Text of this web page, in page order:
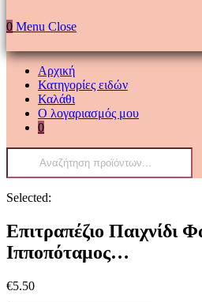
0 Menu Close
Αρχική
Κατηγορίες ειδών
Καλάθι
Ο λογαριασμός μου
0
Products
Selected:
Επιτραπέζιο Παιχνίδι
Ιπποπόταμος…
€5.50